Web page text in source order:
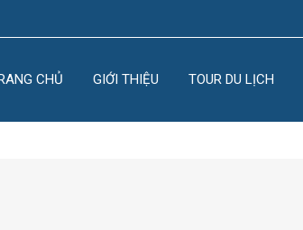
CHỦ GIỚI THIỆU TOUR DU LỊCH